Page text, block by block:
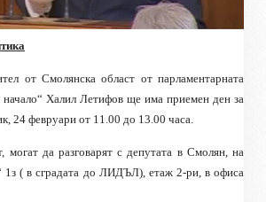
от Смолянска област от парламентарната
Халил Летифов ще има приемен ден за
24 февруари от 11.00 до 13.00 часа.
могат да разговарят с депутата в Смолян, на
1з ( в сградата до ЛИДЪЛ),етаж 2-ри, в офиса